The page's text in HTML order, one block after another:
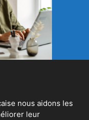
nous aidons les
leur